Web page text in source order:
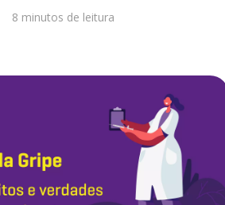
8 minutos de leitura